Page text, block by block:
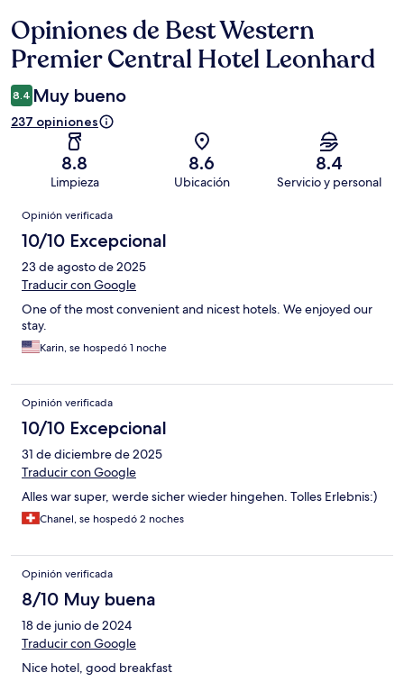
Opiniones
Opiniones de Best Western
Premier Central Hotel Leonhard
8.4 Muy bueno
237 opiniones
8.8
Limpieza
8.6
Ubicación
8.4
Servicio y personal
Opiniones
Opinión verificada
10/10 Excepcional
23 de agosto de 2025
Traducir con Google
One of the most convenient and nicest hotels. We enjoyed our
stay.
Karin, se hospedó 1 noche
Opinión verificada
10/10 Excepcional
31 de diciembre de 2025
Traducir con Google
Alles war super, werde sicher wieder hingehen. Tolles Erlebnis:)
Chanel, se hospedó 2 noches
Opinión verificada
8/10 Muy buena
18 de junio de 2024
Traducir con Google
Nice hotel, good breakfast